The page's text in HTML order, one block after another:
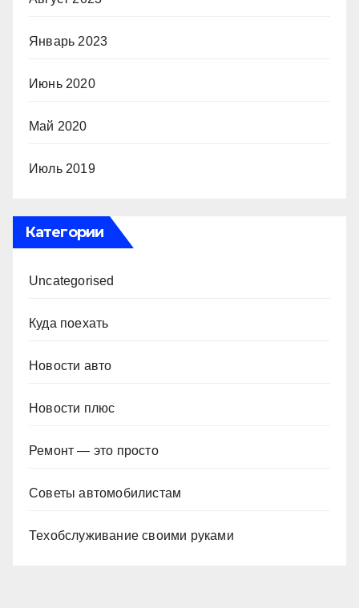
Январь 2023
Июнь 2020
Май 2020
Июль 2019
Категории
Uncategorised
Куда поехать
Новости авто
Новости плюс
Ремонт — это просто
Советы автомобилистам
Техобслуживание своими руками